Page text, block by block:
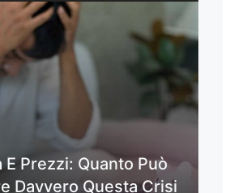
E Prezzi: Quanto Può
Davvero Questa Crisi